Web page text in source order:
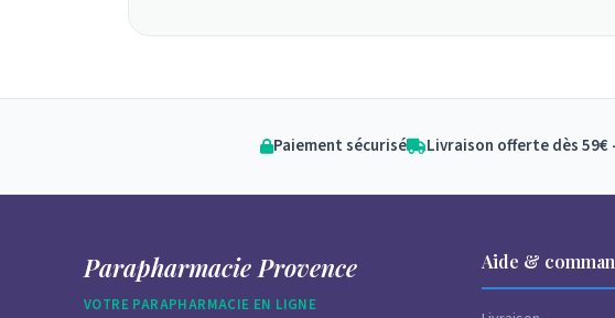
Paiement sécurisé Livraison offerte dès 59€
Parapharmacie Provence
VOTRE PARAPHARMACIE EN LIGNE
Aide &